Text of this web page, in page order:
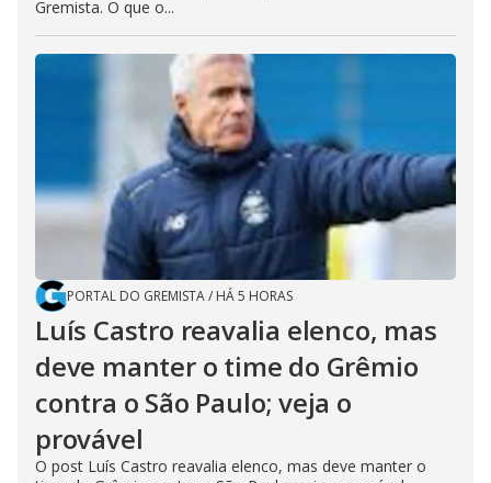
Gremista. O que o...
PORTAL DO GREMISTA/ HÁ 5 HORAS
Luís Castro reavalia elenco, mas
deve manter o time do Grêmio
contra o São Paulo; veja o
provável
O post Luís Castro reavalia elenco, mas deve manter o